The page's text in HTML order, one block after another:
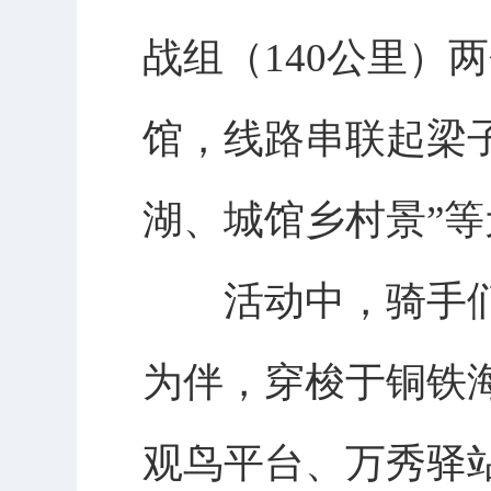
战组（140公里）
馆，线路串联起梁
湖、城馆乡村景”
活动中，骑手们
为伴，穿梭于铜铁
观鸟平台、万秀驿